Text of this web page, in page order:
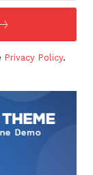
Privacy Policy.